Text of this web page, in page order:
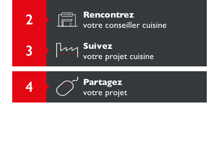
Rencontrez
votre conseiller cuisine
Suivez
votre projet cuisine
Partagez
votre projet